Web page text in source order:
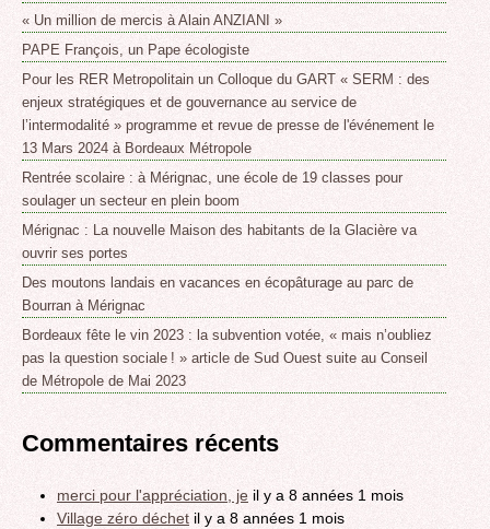
« Un million de mercis à Alain ANZIANI »
PAPE François, un Pape écologiste
Pour les RER Metropolitain un Colloque du GART « SERM : des
enjeux stratégiques et de gouvernance au service de
l’intermodalité » programme et revue de presse de l'événement le
13 Mars 2024 à Bordeaux Métropole
Rentrée scolaire : à Mérignac, une école de 19 classes pour
soulager un secteur en plein boom
Mérignac : La nouvelle Maison des habitants de la Glacière va
ouvrir ses portes
Des moutons landais en vacances en écopâturage au parc de
Bourran à Mérignac
Bordeaux fête le vin 2023 : la subvention votée, « mais n’oubliez
pas la question sociale ! » article de Sud Ouest suite au Conseil
de Métropole de Mai 2023
Commentaires récents
merci pour l'appréciation, je il y a 8 années 1 mois
Village zéro déchet il y a 8 années 1 mois